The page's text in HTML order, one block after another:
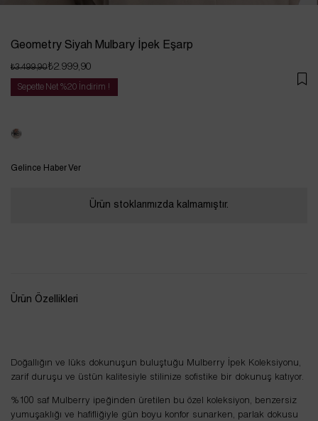
Geometry Siyah Mulbary İpek Eşarp
₺3.499,90₺2.999,90
Sepette Net %20 İndirim !
Tükendi
Gelince Haber Ver
Ürün stoklarımızda kalmamıştır.
Ürün Özellikleri
Doğallığın ve lüks dokunuşun buluştuğu Mulberry İpek Koleksiyonu,
zarif duruşu ve üstün kalitesiyle stilinize sofistike bir dokunuş katıyor.
%100 saf Mulberry ipeğinden üretilen bu özel koleksiyon, benzersiz
yumuşaklığı ve hafifliğiyle gün boyu konfor sunarken, parlak dokusu